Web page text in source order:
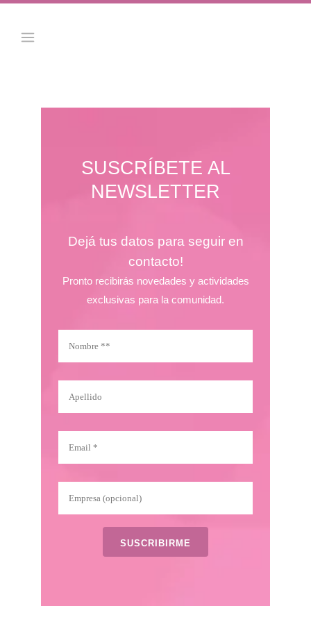
SUSCRÍBETE AL
NEWSLETTER
Dejá tus datos para seguir en
contacto!
Pronto recibirás novedades y actividades
exclusivas para la comunidad.